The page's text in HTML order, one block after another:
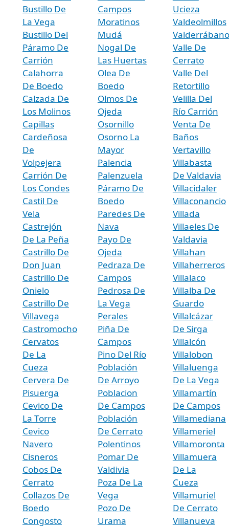
Bustillo De
La Vega
Bustillo Del
Páramo De
Carrión
Calahorra
De Boedo
Calzada De
Los Molinos
Capillas
Cardeñosa
De
Volpejera
Carrión De
Los Condes
Castil De
Vela
Castrejón
De La Peña
Castrillo De
Don Juan
Castrillo De
Onielo
Castrillo De
Villavega
Castromocho
Cervatos
De La
Cueza
Cervera De
Pisuerga
Cevico De
La Torre
Cevico
Navero
Cisneros
Cobos De
Cerrato
Collazos De
Boedo
Congosto
Campos
Moratinos
Mudá
Nogal De
Las Huertas
Olea De
Boedo
Olmos De
Ojeda
Osornillo
Osorno La
Mayor
Palencia
Palenzuela
Páramo De
Boedo
Paredes De
Nava
Payo De
Ojeda
Pedraza De
Campos
Pedrosa De
La Vega
Perales
Piña De
Campos
Pino Del Río
Población
De Arroyo
Poblacion
De Campos
Población
De Cerrato
Polentinos
Pomar De
Valdivia
Poza De La
Vega
Pozo De
Urama
Ucieza
Valdeolmillos
Valderrábano
Valle De
Cerrato
Valle Del
Retortillo
Velilla Del
Río Carrión
Venta De
Baños
Vertavillo
Villabasta
De Valdavia
Villacidaler
Villaconancio
Villada
Villaeles De
Valdavia
Villahan
Villaherreros
Villalaco
Villalba De
Guardo
Villalcázar
De Sirga
Villalcón
Villalobon
Villaluenga
De La Vega
Villamartín
De Campos
Villamediana
Villameriel
Villamoronta
Villamuera
De La
Cueza
Villamuriel
De Cerrato
Villanueva